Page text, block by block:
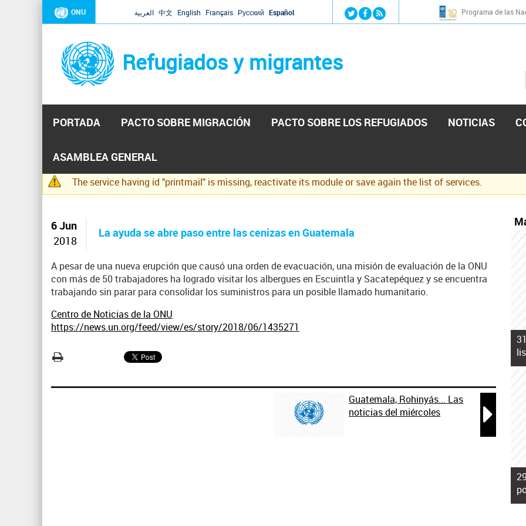
Jump to navigation
ONU العربية 中文 English Français Русский Español Programa de las
Refugiados y migrantes
PORTADA PACTO SOBRE MIGRACIÓN PACTO SOBRE LOS REFUGIADOS NOTICIAS
ASAMBLEA GENERAL
Se
encuentra
usted
aquí
Mensaje
advertencia
The service having id "printmail" is missing, reactivate its module or save again the list of services.
6 Jun
2018
La ayuda se abre paso entre las cenizas en Guatemala
A pesar de una nueva erupción que causó una orden de evacuación, una misión de evaluación de la ONU
con más de 50 trabajadores ha logrado visitar los albergues en Escuintla y Sacatepéquez y se encuentra
trabajando sin parar para consolidar los suministros para un posible llamado humanitario.
Centro de Noticias de la ONU
https://news.un.org/feed/view/es/story/2018/06/1435271

Guatemala, Rohinyás... Las
noticias del miércoles